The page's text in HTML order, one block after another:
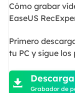
Cómo grabar
EaseUS
Primero
tu PC y sigue los

 Grabador de